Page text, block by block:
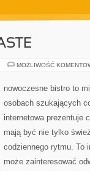
MOŻLIWOŚĆ
nowoczesne bistro to
osobach szukających
internetowa prezentuje
mają być nie tylko
codziennego rytmu. To
może zainteresować